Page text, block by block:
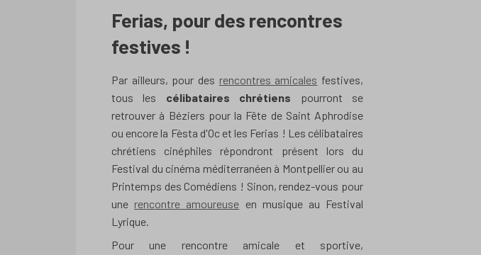
Ferias, pour des rencontres
festives !
Par ailleurs, pour des rencontres amicales festives,
tous les célibataires chrétiens pourront se
retrouver à Béziers pour la Fête de Saint Aphrodise
ou encore la Fèsta d'Oc et les Ferias ! Les célibataires
chrétiens cinéphiles répondront présent lors du
Festival du cinéma méditerranéen à Montpellier ou au
Printemps des Comédiens ! Sinon, rendez-vous pour
une rencontre amoureuse en musique au Festival
Lyrique.
Pour une rencontre amicale et sportive,